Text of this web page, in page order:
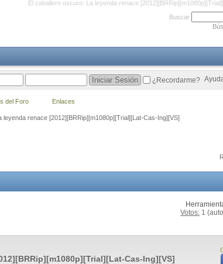
El caballero oscuro: La leyenda renace
renace [2012][BRRip][m1080p][Trial][Lat-Cas-Ing][VS]
Votos: 1
Cas-Ing][VS]
Buscar
¿Recordarme?
del Foro Enlaces